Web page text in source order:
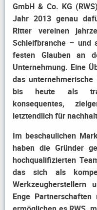
GmbH & Co. KG
Jahr 2013 genau
Ritter vereinen
Schleifbranche – und
festen Glauben an
Unternehmung. Eine
das
bis heute als
konsequentes,
letztendlich für
Im beschaulichen
haben die Gründer
hochqualifizierten
das sich als
Werkzeugherstellern
Enge